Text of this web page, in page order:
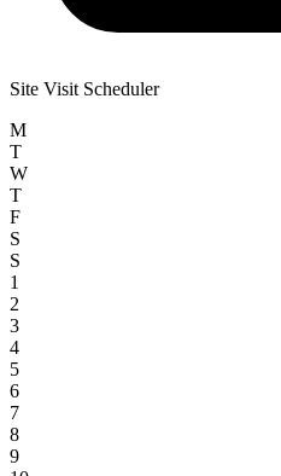
Site Visit Scheduler
M
T
W
T
F
S
S
1
2
3
4
5
6
7
8
9